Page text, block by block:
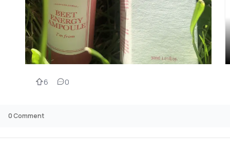
6 0
0Comment